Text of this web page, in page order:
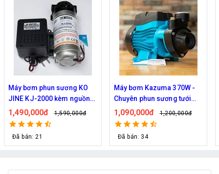
Máy bơm Kazuma 370W -
Chuyên phun sương tưới
cây
1,090,000đ 1,200,000đ
Đã bán: 34
Máy bơm phun sương Hàn
Quốc Daehan DH 50 - Hỗ trợ
từ 30 đến 50 béc phun
1,800,000đ 2,129,000đ
Đã bán: 21